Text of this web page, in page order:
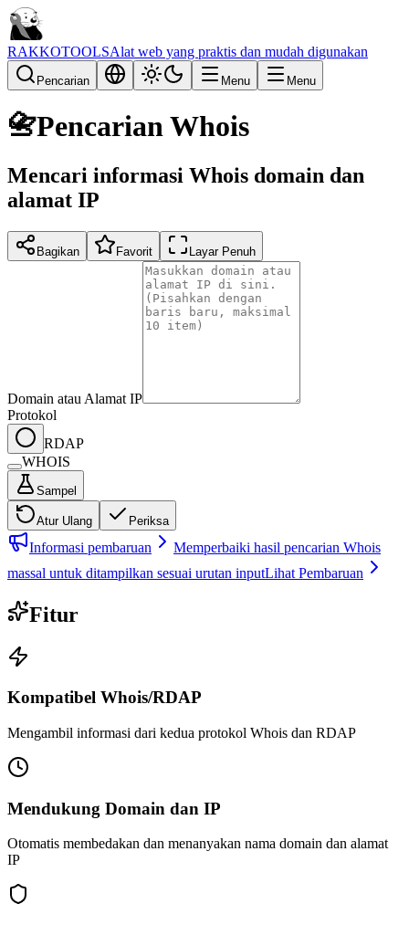
RAKKOTOOLSAlat web yang praktis dan mudah digunakan
Pencarian Menu Menu
📇Pencarian Whois
Mencari informasi Whois domain dan
alamat IP
Bagikan Favorit Layar Penuh
Domain atau Alamat IP
Protokol
RDAP
WHOIS
Sampel
Atur Ulang Periksa
Informasi pembaruan
Memperbaiki hasil pencarian Whois
massal untuk ditampilkan sesuai urutan inputLihat Pembaruan
Fitur
Kompatibel Whois/RDAP
Mengambil informasi dari kedua protokol Whois dan RDAP
Mendukung Domain dan IP
Otomatis membedakan dan menanyakan nama domain dan alamat
IP